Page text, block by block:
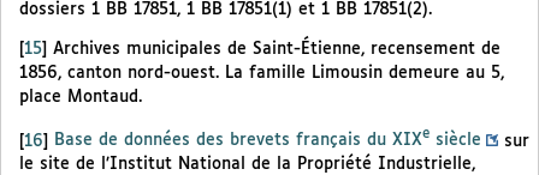
dossiers 1 BB 17851, 1 BB 17851(1) et 1 BB 17851(2).
15
Archives municipales de Saint-Étienne, recensement de
1856, canton nord-ouest. La famille Limousin demeure au 5,
place Montaud.
[16] Base de données des brevets français du XIXe siècle
sur
le site de l’Institut National de la Propriété Industrielle,